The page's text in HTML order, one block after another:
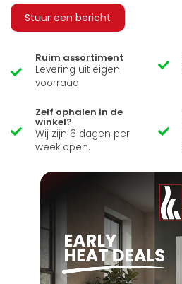
Stuur een bericht
Ruim assortiment
Levering uit eigen
voorraad
Zelf ophalen in de
winkel?
Wij zijn 6 dagen per
week open.